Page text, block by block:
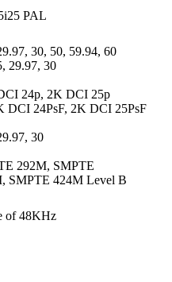
PAL
30, 50, 59.94, 60
29.97, 30
24p, 2K DCI 25p
DCI 24PsF, 2K DCI 25PsF
30
292M, SMPTE
SMPTE 424M Level B
of 48KHz